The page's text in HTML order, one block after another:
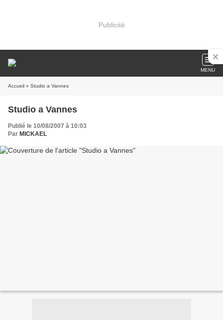
Publicité
MENU
Accueil » Studio a Vannes
Studio a Vannes
Publié le 10/08/2007 à 10:03
Par MICKAEL